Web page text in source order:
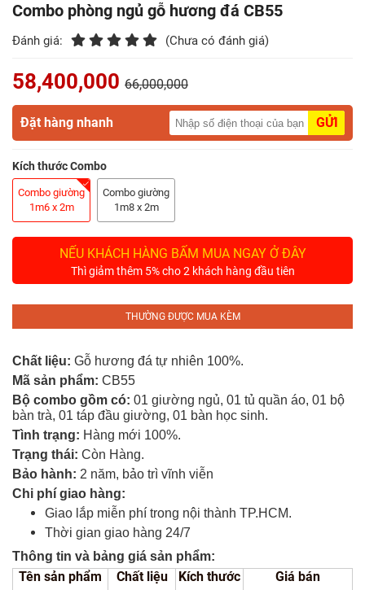
Bàn
Ăn
Kệ
Gỗ
Gỗ
Sofa
Thờ
Nội
Thất
Phòng
Khác
Giới
Combo phòng ngủ gỗ hương đá CB55
Đánh giá: (Chưa có đánh giá)
58,400,000 66,000,000
Đặt hàng nhanh GỬI
Kích thước Combo
Combo giường
1m6 x 2m
Combo giường
1m8 x 2m
NẾU KHÁCH HÀNG BẤM MUA NGAY Ở ĐÂY
Thì giảm thêm 5% cho 2 khách hàng đầu tiên
THƯỜNG ĐƯỢC MUA KÈM
Chất liệu: Gỗ hương đá tự nhiên 100%.
Mã sản phẩm: CB55
Bộ combo gồm có: 01 giường ngủ, 01 tủ quần áo, 01 bộ
bàn trà, 01 táp đầu giường, 01 bàn học sinh.
Tình trạng: Hàng mới 100%.
Trạng thái: Còn Hàng.
Bảo hành: 2 năm, bảo trì vĩnh viễn
Chi phí giao hàng:
Giao lắp miễn phí trong nội thành TP.HCM.
Thời gian giao hàng 24/7
Thông tin và bảng giá sản phẩm:
Tên sản phẩm Chất liệu Kích thước Giá bán